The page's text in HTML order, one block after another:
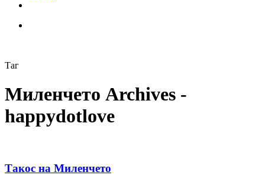
Таг
Миленчето Archives -
happydotlove
Такос на Миленчето